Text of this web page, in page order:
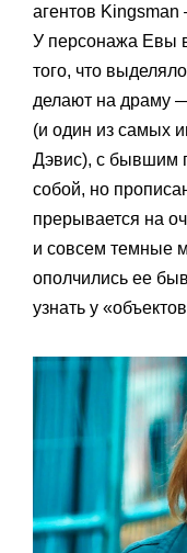
агентов
У персонажа Евы
того, что
делают на драму
(и один из самых
Дэвис), с бывшим
собой, но
прерывается на
и совсем темные
ополчились ее
узнать у